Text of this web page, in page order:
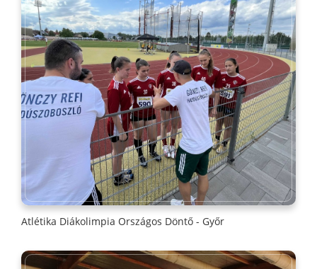
Atlétika Diákolimpia Országos Döntő - Győr